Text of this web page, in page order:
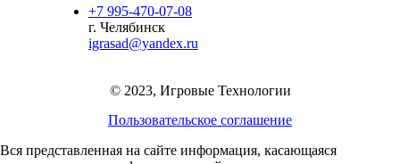
+7 995-470-07-08
г. Челябинск
igrasad@yandex.ru
© 2023, Игровые Технологии
Пользовательское соглашение
Вся представленная на сайте информация, касающаяся